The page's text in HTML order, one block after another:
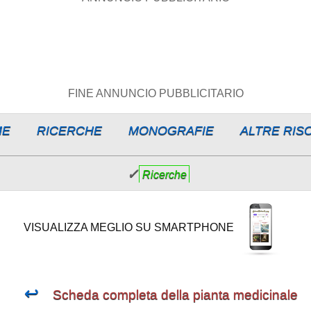
FINE ANNUNCIO PUBBLICITARIO
RICERCHE MONOGRAFIE ALTRE
✓ Ricerche
VISUALIZZA MEGLIO SU SMARTPHONE
↩ Scheda completa della pianta medicinale